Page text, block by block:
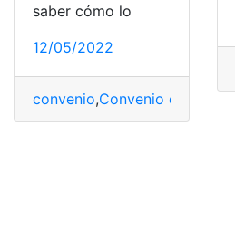
saber cómo lo
12/05/2022
convenio,Convenio de Pago